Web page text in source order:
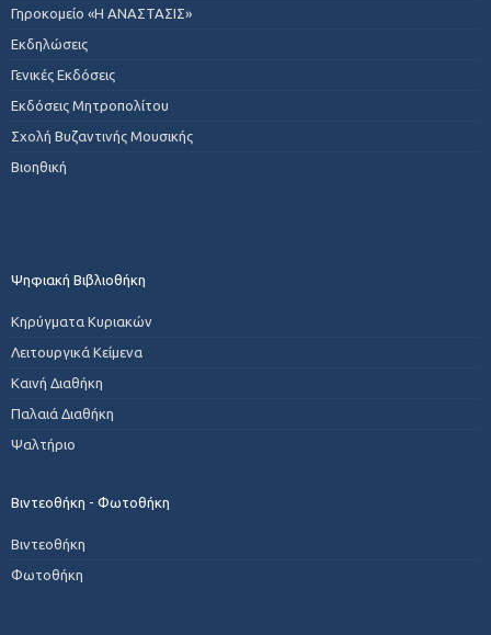
Γηροκομείο «Η ΑΝΑΣΤΑΣΙΣ»
Εκδηλώσεις
Γενικές Εκδόσεις
Εκδόσεις Μητροπολίτου
Σχολή Βυζαντινής Μουσικής
Βιοηθική
Ψηφιακή Βιβλιοθήκη
Κηρύγματα Κυριακών
Λειτουργικά Κείμενα
Καινή Διαθήκη
Παλαιά Διαθήκη
Ψαλτήριο
Βιντεοθήκη - Φωτοθήκη
Βιντεοθήκη
Φωτοθήκη